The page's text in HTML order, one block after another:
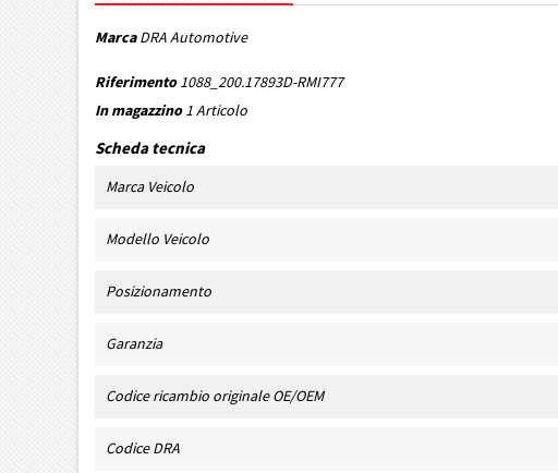
Marca DRA Automotive
Riferimento 1088_200.17893D-RMI777
In magazzino 1 Articolo
Scheda tecnica
Marca Veicolo
Modello Veicolo
Posizionamento
Garanzia
Codice ricambio originale OE/OEM
Codice DRA